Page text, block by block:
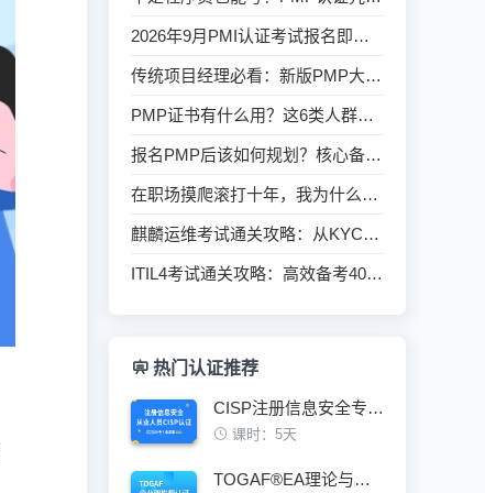
2026年9月PMI认证考试报名即将开启，抓住旧考纲红利！
传统项目经理必看：新版PMP大纲敏捷占比升至60%意味着什么？
PMP证书有什么用？这6类人群最值得报考
报名PMP后该如何规划？核心备考方向一次性讲清
在职场摸爬滚打十年，我为什么依然建议你去考PMP？
麒麟运维考试通关攻略：从KYCA到KYCP的备考路线与考试要点
ITIL4考试通关攻略：高效备考40题一次拿证指南
热门认证推荐
CISP注册信息安全专业人员认证培训班
课时：5天
TOGAF®EA理论与实践鉴定级认证培训班